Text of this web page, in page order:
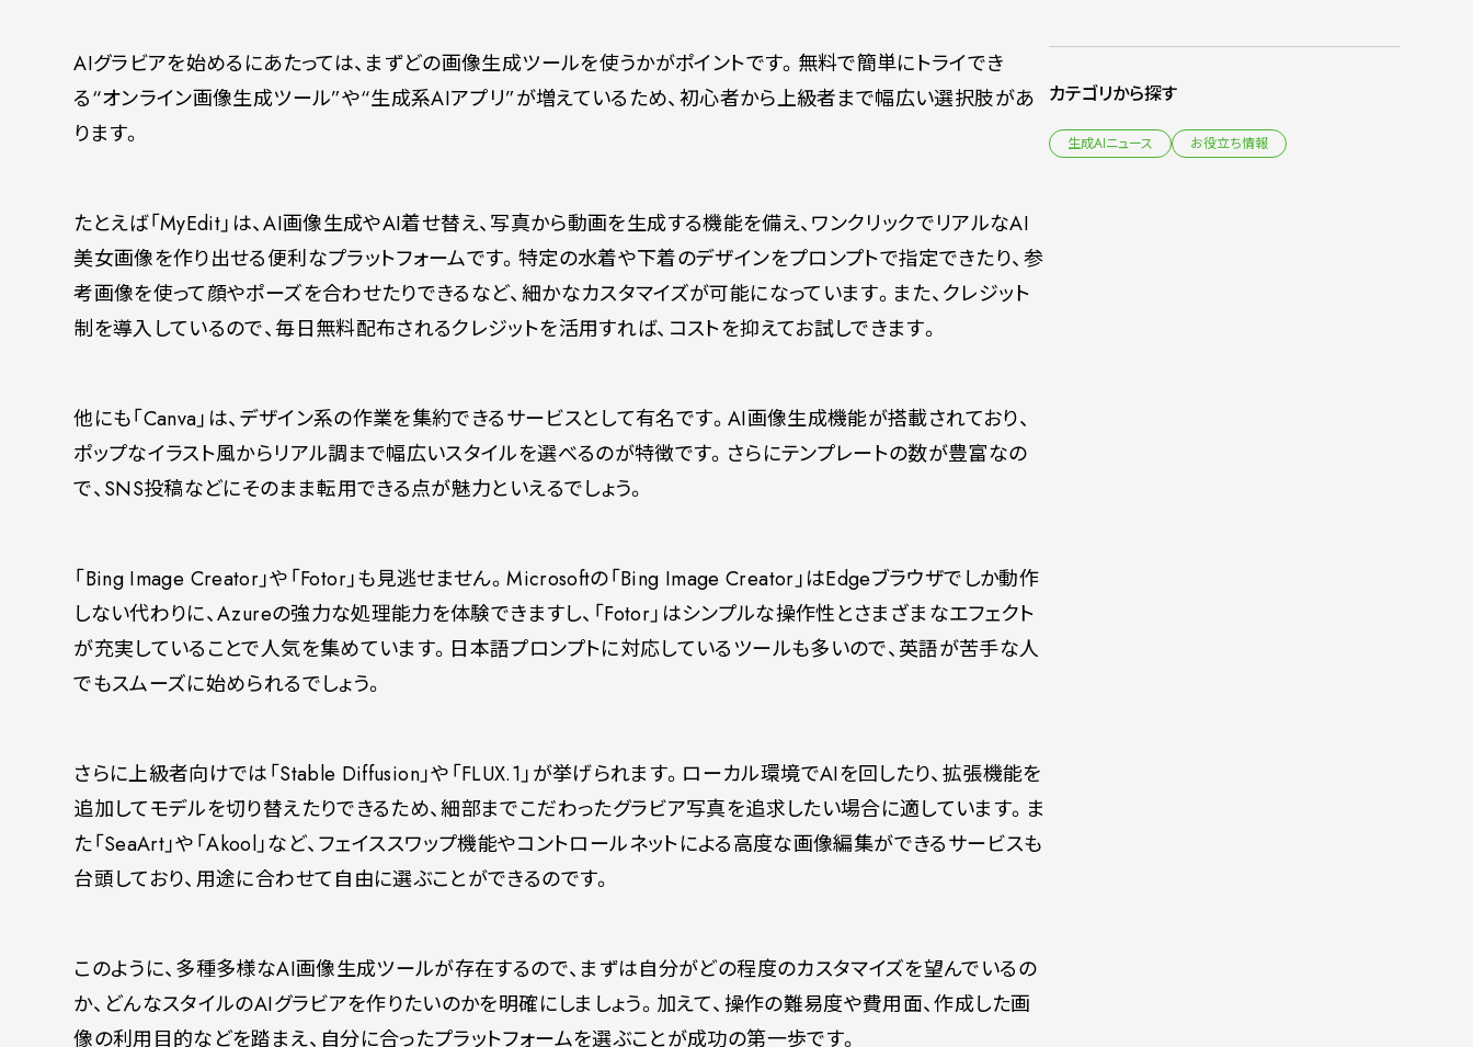
AIグラビアを始めるにあたっては、まずどの画像生成ツールを使うかがポイントです。無料で簡単にトライでき
る“オンライン画像生成ツール”や“生成系AIアプリ”が増えているため、初心者から上級者まで幅広い選択肢があ
ります。
たとえば「MyEdit」は、AI画像生成やAI着せ替え、写真から動画を生成する機能を備え、ワンクリックでリアルなAI
美女画像を作り出せる便利なプラットフォームです。特定の水着や下着のデザインをプロンプトで指定できたり、参
考画像を使って顔やポーズを合わせたりできるなど、細かなカスタマイズが可能になっています。また、クレジット
制を導入しているので、毎日無料配布されるクレジットを活用すれば、コストを抑えてお試しできます。
他にも「Canva」は、デザイン系の作業を集約できるサービスとして有名です。AI画像生成機能が搭載されており、
ポップなイラスト風からリアル調まで幅広いスタイルを選べるのが特徴です。さらにテンプレートの数が豊富なの
で、SNS投稿などにそのまま転用できる点が魅力といえるでしょう。
「Bing Image Creator」や「Fotor」も見逃せません。Microsoftの「Bing Image Creator」はEdgeブラウザでしか動作
しない代わりに、Azureの強力な処理能力を体験できますし、「Fotor」はシンプルな操作性とさまざまなエフェクト
が充実していることで人気を集めています。日本語プロンプトに対応しているツールも多いので、英語が苦手な人
でもスムーズに始められるでしょう。
さらに上級者向けでは「Stable Diffusion」や「FLUX.1」が挙げられます。ローカル環境でAIを回したり、拡張機能を
追加してモデルを切り替えたりできるため、細部までこだわったグラビア写真を追求したい場合に適しています。ま
た「SeaArt」や「Akool」など、フェイススワップ機能やコントロールネットによる高度な画像編集ができるサービスも
台頭しており、用途に合わせて自由に選ぶことができるのです。
このように、多種多様なAI画像生成ツールが存在するので、まずは自分がどの程度のカスタマイズを望んでいるの
か、どんなスタイルのAIグラビアを作りたいのかを明確にしましょう。加えて、操作の難易度や費用面、作成した画
像の利用目的などを踏まえ、自分に合ったプラットフォームを選ぶことが成功の第一歩です。
カテゴリから探す
生成AIニュース お役立ち情報